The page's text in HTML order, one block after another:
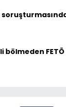
bölmeden